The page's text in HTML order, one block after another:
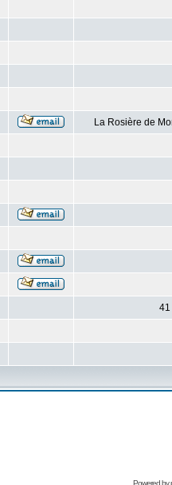
La Rosière de
41
Powered by